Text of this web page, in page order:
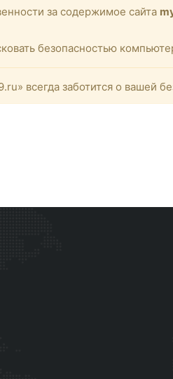
за содержимое сайта
безопасностью
всегда заботится о вашей